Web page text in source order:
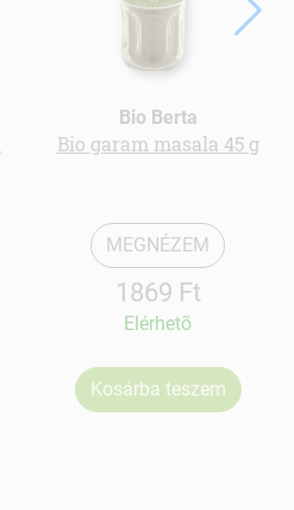
Bio Berta
Bio garam masala 45 g
MEGNÉZEM
1869 Ft
Elérhetõ
Kosárba teszem